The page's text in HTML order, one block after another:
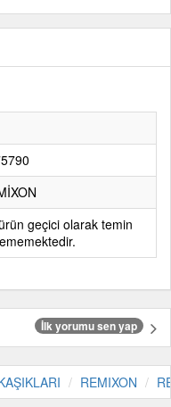
geçici olarak temin
İlk yorumu sen yap
REMIXON